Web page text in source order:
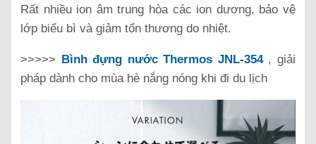
Rất nhiều ion âm trung hòa các ion dương, bảo vệ
lớp biểu bì và giảm tổn thương do nhiệt.
>>>>> Bình đựng nước Thermos JNL-354, giải
pháp dành cho mùa hè nắng nóng khi đi du lịch